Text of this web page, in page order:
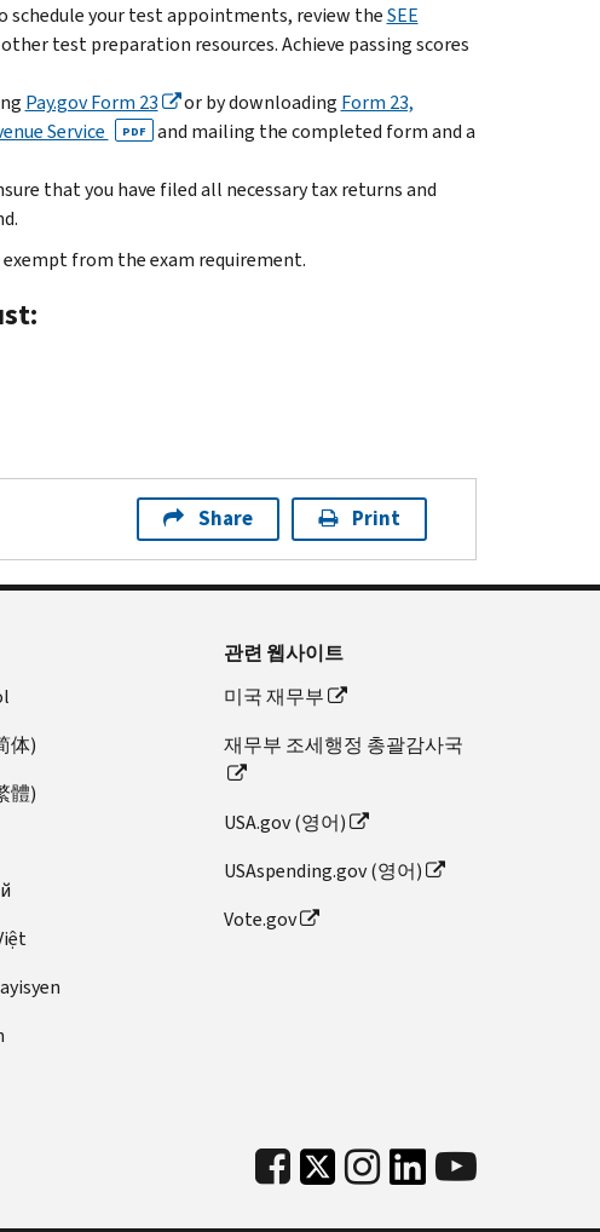
schedule your test appointments, review theSEE
test preparation resources. Achieve passing scores
Pay.gov Form 23 or by downloading Form 23,
Service
PDF
and mailing the completed form and a
that you have filed all necessary tax returns and
from the exam requirement.
Share Print
体)
體)
관련 웹사이트
미국 재무부
재무부 조세행정 총괄감사국
USA.gov (영어)
USAspending.gov (영어)
Vote.gov